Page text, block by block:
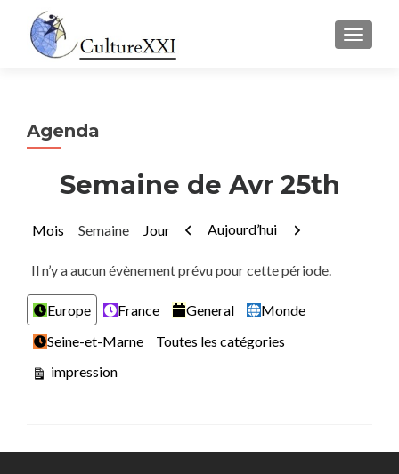
Agenda
Semaine de Avr 25th
Mois Semaine Jour Précédent
Aujourd’hui Suivant
Il n’y a aucun évènement prévu pour cette période.
Catégories
Europe France General
Monde
Seine-et-Marne
Toutes les catégories
Vue
impression